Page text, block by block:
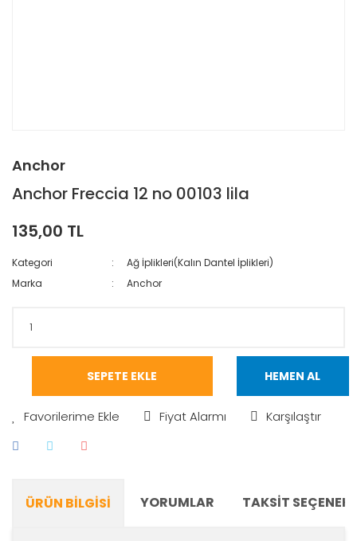
Anchor
Anchor Freccia 12 no 00103 lila
135,00 TL
Kategori
Ağ İplikleri(Kalın Dantel İplikleri)
Marka
Anchor
SEPETE EKLE HEMEN AL
Fiyat Alarmı Karşılaştır
ÜRÜN BILGISI YORUMLAR TAKSIT